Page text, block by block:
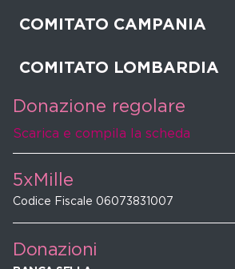
COMITATO CAMPANIA
COMITATO LOMBARDIA
Donazione regolare
Scarica e compila la scheda
5xMille
Codice Fiscale 06073831007
Donazioni